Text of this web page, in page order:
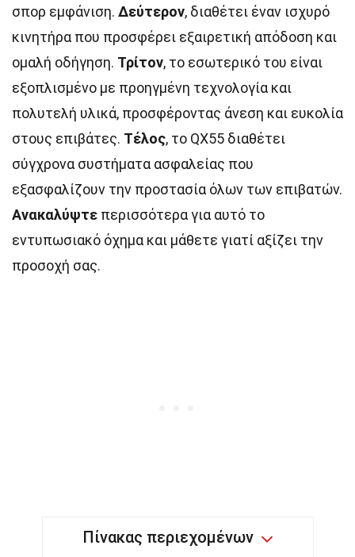
σπορ εμφάνιση. Δεύτερον, διαθέτει έναν ισχυρό
κινητήρα που προσφέρει εξαιρετική απόδοση και
ομαλή οδήγηση. Τρίτον, το εσωτερικό του είναι
εξοπλισμένο με προηγμένη τεχνολογία και
πολυτελή υλικά, προσφέροντας άνεση και ευκολία
στους επιβάτες. Τέλος, το QX55 διαθέτει
σύγχρονα συστήματα ασφαλείας που
εξασφαλίζουν την προστασία όλων των επιβατών.
Ανακαλύψτε περισσότερα για αυτό το
εντυπωσιακό όχημα και μάθετε γιατί αξίζει την
προσοχή σας.
Πίνακας περιεχομένων